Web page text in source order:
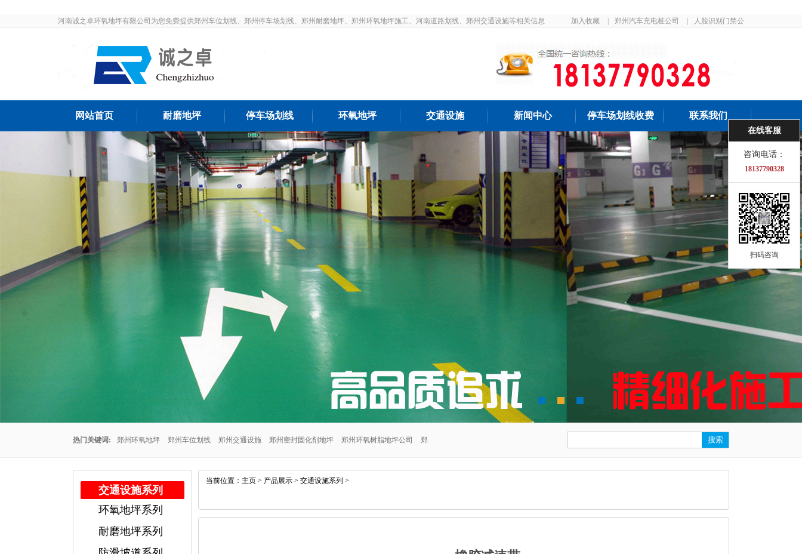
河南诚之卓环氧地坪有限公司为您免费提供郑州车位划线、郑州停车场划线、郑州耐磨地坪、郑州环氧地坪施工、河南道路划线、郑州交通设施等相关信息
加入收藏 郑州汽车充电桩公司
人脸识别门禁公
网站首页 耐磨地坪 停车场划线 环氧地坪 交通设施 新闻中心 停车场划线收费 联系我们
热门关键词: 郑州环氧地坪 郑州车位划线 郑州交通设施 郑州密封固化剂地坪 郑州环氧树脂地坪公司 郑
郑州耐磨地坪
交通设施系列
环氧地坪系列
耐磨地坪系列
当前位置： 主页 > 产品展示 > 交通设施系列 >
在线客服
咨询电话：
18137790328
扫码咨询